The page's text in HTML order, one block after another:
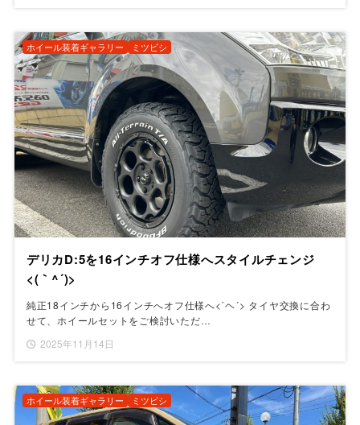
デリカD:5を16インチオフ仕様へスタイルチェンジ
<(｀^´)>
純正18インチから16インチへオフ仕様へ<`ヘ´> タイヤ交換に合わ
せて、ホイールセットをご検討いただ…
2025年11月14日
ホイール装着ギャラリー ミツビシ
ホイール装着ギャラリー ミツビシ